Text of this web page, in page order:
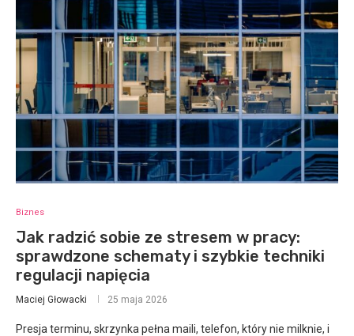
Biznes
Jak radzić sobie ze stresem w pracy:
sprawdzone schematy i szybkie techniki
regulacji napięcia
Maciej Głowacki 25 maja 2026
Presja terminu, skrzynka pełna maili, telefon, który nie milknie, i